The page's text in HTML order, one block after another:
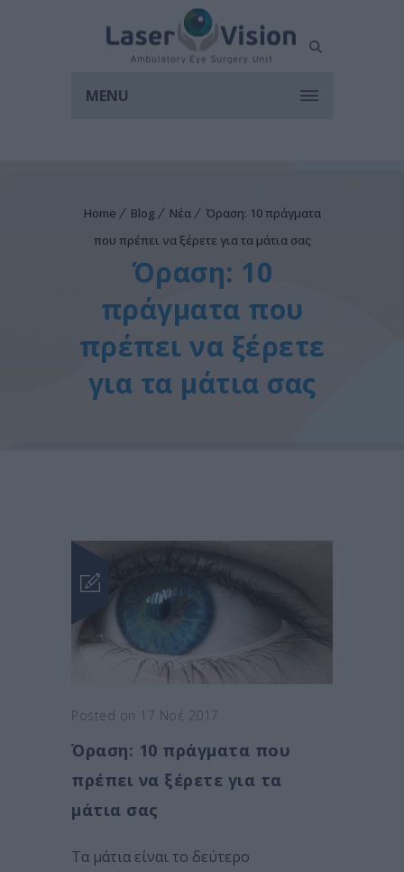
MENU
Home Blog Νέα
Όραση: 10 πράγματα
που πρέπει να ξέρετε για τα μάτια σας
Όραση: 10
πράγματα που
πρέπει να ξέρετε
για τα μάτια σας
Posted on 17 Νοέ 2017
Όραση: 10 πράγματα που
πρέπει να ξέρετε για τα
μάτια σας
Τα μάτια είναι το δεύτερο